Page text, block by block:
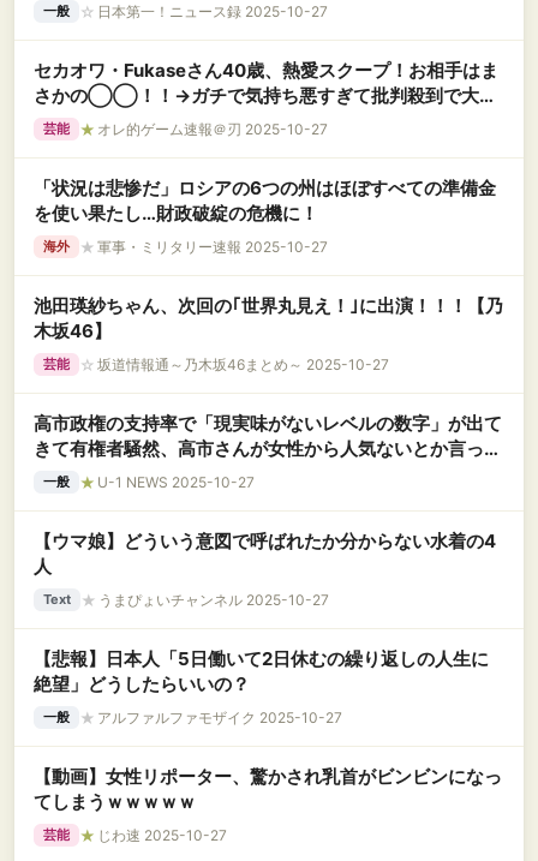
一般 ☆ 日本第一！ニュース録 2025-10-27
セカオワ・Fukaseさん40歳、熱愛スクープ！お相手はま
さかの◯◯！！→ガチで気持ち悪すぎて批判殺到で大炎
上してしまう
芸能 ★ オレ的ゲーム速報＠刃 2025-10-27
「状況は悲惨だ」ロシアの6つの州はほぼすべての準備金
を使い果たし…財政破綻の危機に！
海外 ★ 軍事・ミリタリー速報 2025-10-27
池田瑛紗ちゃん、次回の｢世界丸見え！｣に出演！！！【乃
木坂46】
芸能 ☆ 坂道情報通～乃木坂46まとめ～ 2025-10-27
高市政権の支持率で「現実味がないレベルの数字」が出て
きて有権者騒然、高市さんが女性から人気ないとか言って
た奴……
一般 ★ U-1 NEWS 2025-10-27
【ウマ娘】どういう意図で呼ばれたか分からない水着の4
人
Text ★ うまぴょいチャンネル 2025-10-27
【悲報】日本人「5日働いて2日休むの繰り返しの人生に
絶望」どうしたらいいの？
一般 ★ アルファルファモザイク 2025-10-27
【動画】女性リポーター、驚かされ乳首がビンビンになっ
てしまうｗｗｗｗｗ
芸能 ★ じわ速 2025-10-27